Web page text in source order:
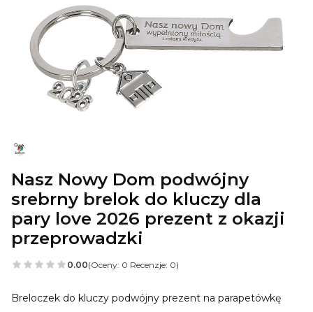
Nasz Nowy Dom podwójny
srebrny brelok do kluczy dla
pary love 2026 prezent z okazji
przeprowadzki
0.00(Oceny: 0 Recenzje: 0)
Breloczek do kluczy podwójny prezent na parapetówkę